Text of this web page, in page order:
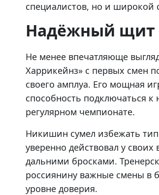
специалистов, но и широкой
Надёжный щит
Не менее впечатляюще
Харрикейнз» с первых смен
своего амплуа. Его мощная
способность подключаться к
регулярном чемпионате.
Никишин сумел избежать
уверенно действовал у
дальними бросками.
россиянину важные смены в
уровне доверия.